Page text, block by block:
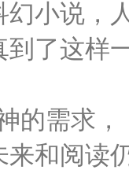
小说，
了这样
的需求
和阅读